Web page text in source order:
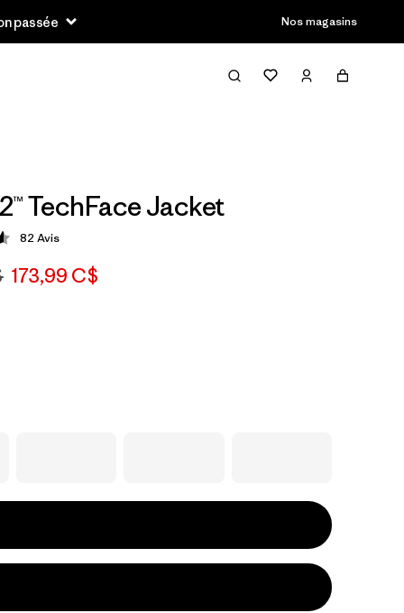
passée Nos magasins
TechFace Jacket
4.6 / 5
82 Avis
173,99 C$